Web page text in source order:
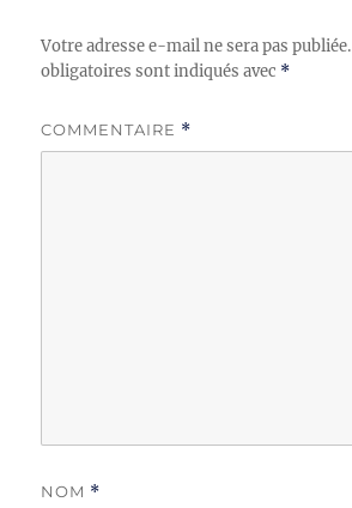
Votre adresse e-mail ne sera pas publiée.
obligatoires sont indiqués avec *
COMMENTAIRE *
NOM *